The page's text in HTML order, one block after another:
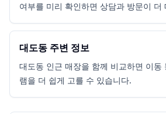
여부를 미리 확인하면 상담과 방문이 더
대도동 주변 정보
대도동 인근 매장을 함께 비교하면 이동
램을 더 쉽게 고를 수 있습니다.